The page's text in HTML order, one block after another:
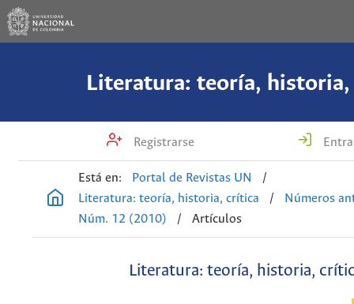
Literatura: teoría,
Registrarse
Está en: Portal de Revistas UN
/
Literatura: teoría, historia, crítica
/
Números
Núm. 12 (2010)
/ Artículos
Literatura: teoría, historia,